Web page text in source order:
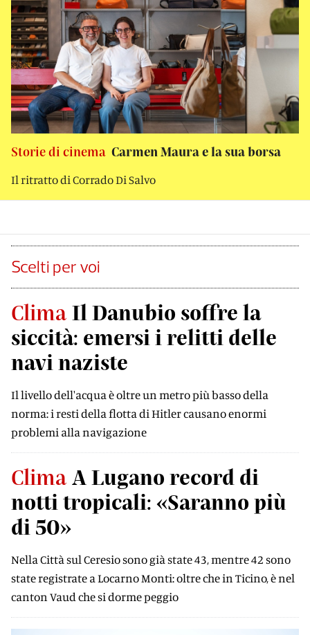
Storie di cinema Carmen Maura e la sua borsa
Il ritratto di Corrado Di Salvo
Scelti per voi
Clima Il Danubio soffre la
siccità: emersi i relitti delle
navi naziste
Il livello dell'acqua è oltre un metro più basso della
norma: i resti della flotta di Hitler causano enormi
problemi alla navigazione
Clima A Lugano record di
notti tropicali: «Saranno più
di 50»
Nella Città sul Ceresio sono già state 43, mentre 42 sono
state registrate a Locarno Monti: oltre che in Ticino, è nel
canton Vaud che si dorme peggio